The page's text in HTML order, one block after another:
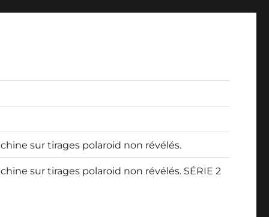
sur tirages polaroid non révélés.
sur tirages polaroid non révélés. SÉRIE 2